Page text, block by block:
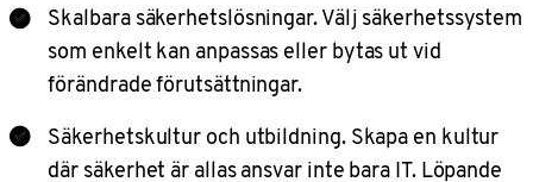
Skalbara säkerhetslösningar. Välj säkerhetssystem
som enkelt kan anpassas eller bytas ut vid
förändrade förutsättningar.
Säkerhetskultur och utbildning. Skapa en kultur
där säkerhet är allas ansvar inte bara IT. Löpande